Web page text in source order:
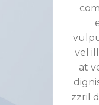
vel
at
zzril